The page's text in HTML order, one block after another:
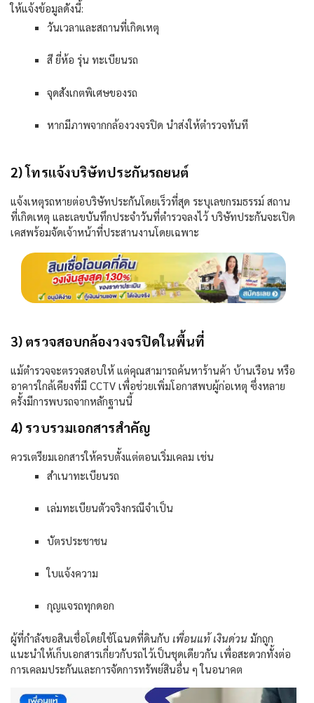
ให้แจ้งข้อมูลดังนี้:
วันเวลาและสถานที่เกิดเหตุ
สี ยี่ห้อ รุ่น ทะเบียนรถ
จุดสังเกตพิเศษของรถ
หากมีภาพจากกล้องวงจรปิด นำส่งให้ตำรวจทันที
2) โทรแจ้งบริษัทประกันรถยนต์
แจ้งเหตุรถหายต่อบริษัทประกันโดยเร็วที่สุด ระบุเลขกรมธรรม์ สถาน
ที่เกิดเหตุ และเลขบันทึกประจำวันที่ตำรวจลงไว้ บริษัทประกันจะเปิด
เคสพร้อมจัดเจ้าหน้าที่ประสานงานโดยเฉพาะ
3) ตรวจสอบกล้องวงจรปิดในพื้นที่
แม้ตำรวจจะตรวจสอบให้ แต่คุณสามารถค้นหาร้านค้า บ้านเรือน หรือ
อาคารใกล้เคียงที่มี CCTV เพื่อช่วยเพิ่มโอกาสพบผู้ก่อเหตุ ซึ่งหลาย
ครั้งมีการพบรถจากหลักฐานนี้
4) รวบรวมเอกสารสำคัญ
ควรเตรียมเอกสารให้ครบตั้งแต่ตอนเริ่มเคลม เช่น
สำเนาทะเบียนรถ
เล่มทะเบียนตัวจริงกรณีจำเป็น
บัตรประชาชน
ใบแจ้งความ
กุญแจรถทุกดอก
ผู้ที่กำลังขอสินเชื่อโดยใช้โฉนดที่ดินกับ เพื่อนแท้ เงินด่วน มักถูก
แนะนำให้เก็บเอกสารเกี่ยวกับรถไว้เป็นชุดเดียวกัน เพื่อสะดวกทั้งต่อ
การเคลมประกันและการจัดการทรัพย์สินอื่น ๆ ในอนาคต